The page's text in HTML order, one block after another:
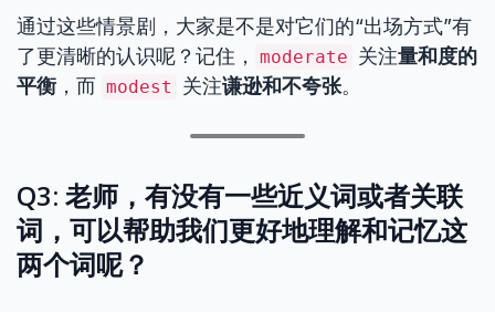
通过这些情景剧，大家是不是对它们的“出场方式”有
了更清晰的认识呢？记住， moderate 关注量和度的
平衡 ，而 modest 关注谦逊和不夸张。
Q3: 老师，有没有一些近义词或者关联
词，可以帮助我们更好地理解和记忆这
两个词呢？